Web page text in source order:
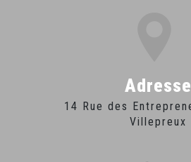
Adresse
14 Rue des Entrepreneurs 78450
Villepreux